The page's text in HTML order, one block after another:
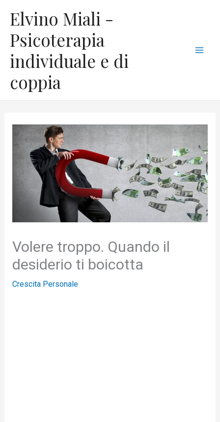
contenuto
Elvino Miali -
Psicoterapia
individuale e di
coppia
Volere troppo. Quando il
desiderio ti boicotta
Crescita Personale
a
t
e
g
o
r